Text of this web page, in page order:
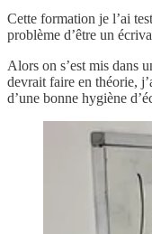
Cette formation je l’ai
problème d’être un
Alors on s’est mis dans
devrait faire en théorie,
d’une bonne hygiène